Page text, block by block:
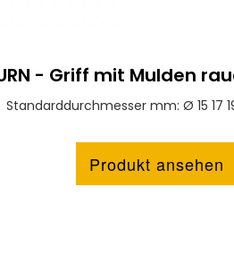
- Griff mit Mulden
Standarddurchmesser mm: Ø 15 17
Produkt ansehen